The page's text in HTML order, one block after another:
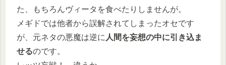
た、もちろんヴィータを食べたりしませんが。
メギドでは他者から誤解されてしまったオセです
が、元ネタの悪魔は逆に 人間を妄想の中に引き込ま
せるのです。